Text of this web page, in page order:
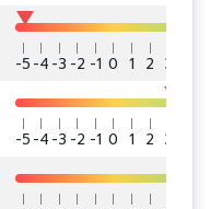
-5 -4 -3 -2 -1 0 1 2 3
-5 -4 -3 -2 -1 0 1 2 3